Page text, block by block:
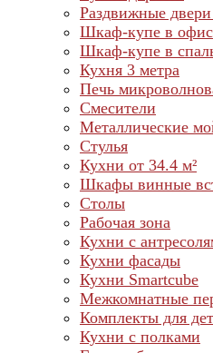
Раздвижные
Шкаф-купе в офис
Шкаф-купе в
Кухня 3 метра
Печь
Смесители
Металлические
Стулья
Кухни от 34.4 м²
Шкафы винные
Столы
Рабочая зона
Кухни с
Кухни фасады
Кухни Smartcube
Межкомнатные
Комплекты для
Кухни с полками